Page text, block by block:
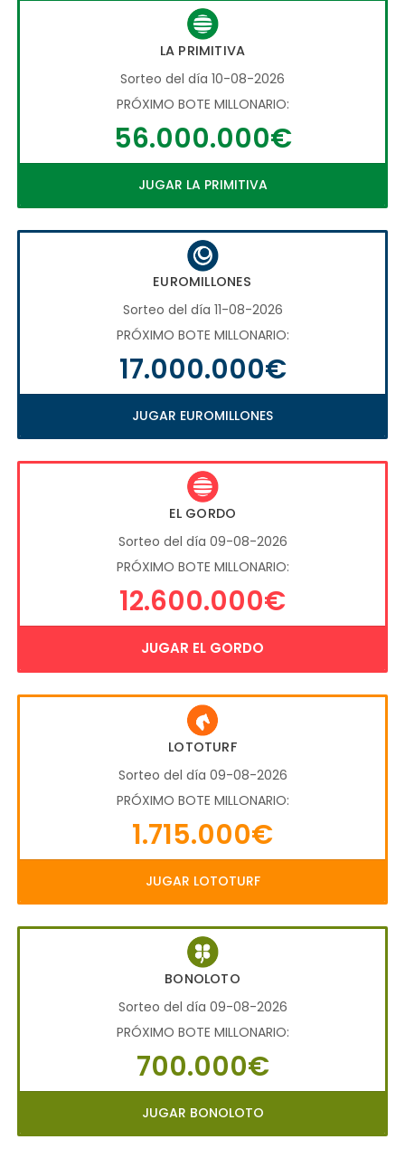
LA PRIMITIVA
Sorteo del día 10-08-2026
PRÓXIMO BOTE MILLONARIO:
56.000.000€
JUGAR LA PRIMITIVA
EUROMILLONES
Sorteo del día 11-08-2026
PRÓXIMO BOTE MILLONARIO:
17.000.000€
JUGAR EUROMILLONES
EL GORDO
Sorteo del día 09-08-2026
PRÓXIMO BOTE MILLONARIO:
12.600.000€
JUGAR EL GORDO
LOTOTURF
Sorteo del día 09-08-2026
PRÓXIMO BOTE MILLONARIO:
1.715.000€
JUGAR LOTOTURF
BONOLOTO
Sorteo del día 09-08-2026
PRÓXIMO BOTE MILLONARIO:
700.000€
JUGAR BONOLOTO